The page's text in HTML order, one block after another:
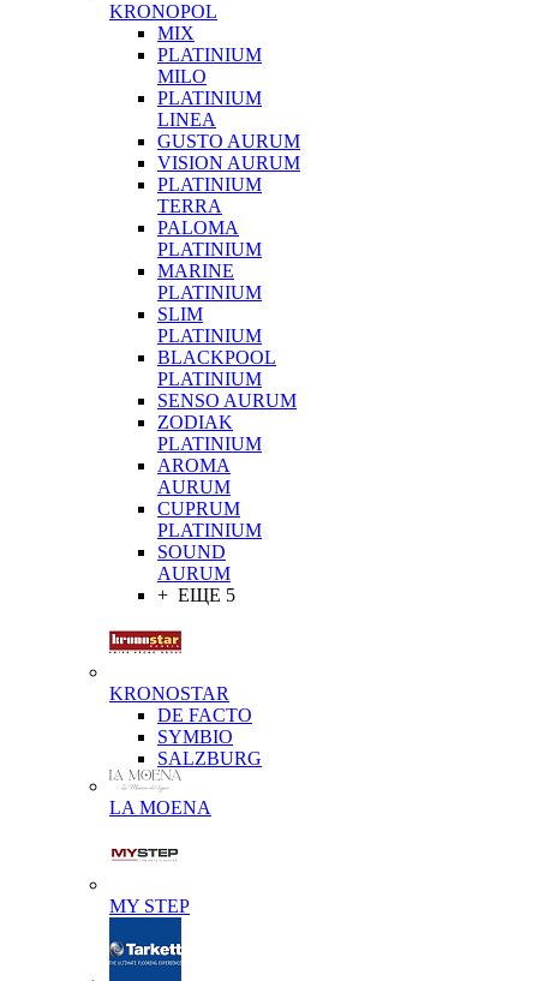
KRONOPOL
MIX
PLATINIUM
MILO
PLATINIUM
LINEA
GUSTO AURUM
VISION AURUM
PLATINIUM
TERRA
PALOMA
PLATINIUM
MARINE
PLATINIUM
SLIM
PLATINIUM
BLACKPOOL
PLATINIUM
SENSO AURUM
ZODIAK
PLATINIUM
AROMA
AURUM
CUPRUM
PLATINIUM
SOUND
AURUM
+ ЕЩЕ 5
KRONOSTAR
DE FACTO
SYMBIO
SALZBURG
LA MOENA
MY STEP